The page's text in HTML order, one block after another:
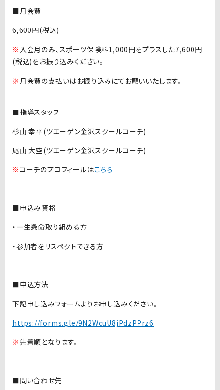
■月会費
6,600円(税込)
※ 入会月のみ、スポーツ保険料1,000円をプラスした7,600円
(税込)をお振り込みください。
※ 月会費の支払いはお振り込みにてお願いいたします。
■指導スタッフ
杉山 幸平(ツエーゲン金沢スクールコーチ)
尾山 大空(ツエーゲン金沢スクールコーチ)
※コーチのプロフィールはこちら
■申込み資格
・一生懸命取り組める方
・参加者をリスペクトできる方
■申込方法
下記申し込みフォームよりお申し込みください。
https://forms.gle/9N2WcuU8jPdzPPrz6
※先着順となります。
■問い合わせ先